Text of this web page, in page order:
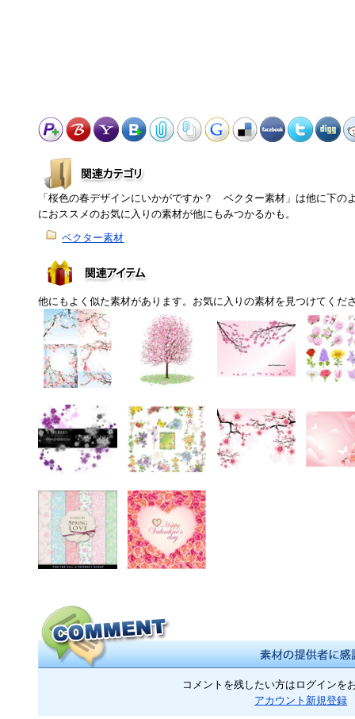
「桜色の春デザインにいかがですか？ ベクター素材」は他に下の
におススメのお気に入りの素材が他にもみつかるかも。
ベクター素材
他にもよく似た素材があります。お気に入りの素材を見つけてくだ
コメントを残したい方はログインを
アカウント新規登録